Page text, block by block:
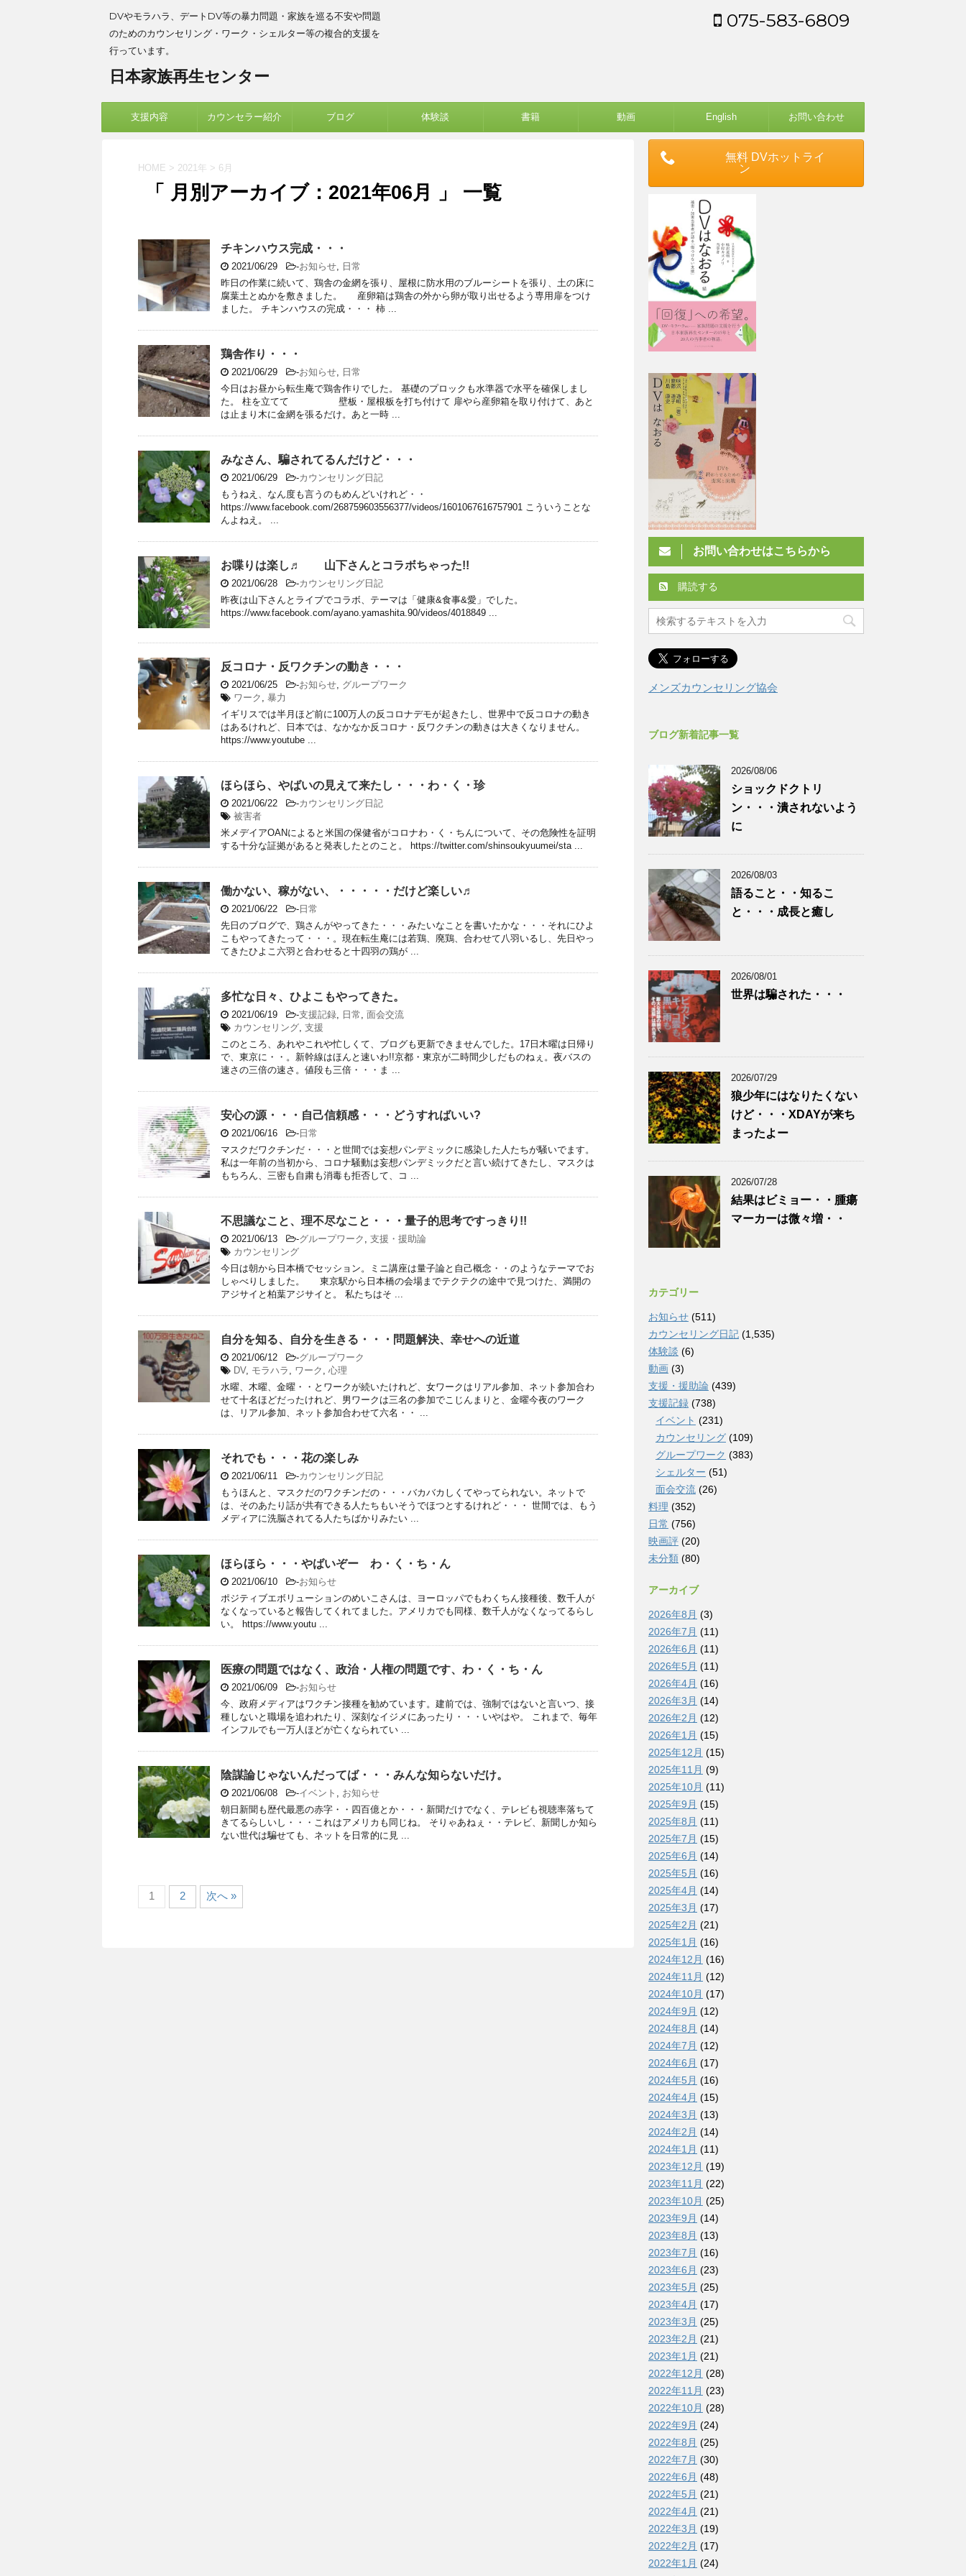
DVやモラハラ、デートDV等の暴力問題・家族を巡る不安や問題
のためのカウンセリング・ワーク・シェルター等の複合的支援を
行っています。
日本家族再生センター
075-583-6809
支援内容 カウンセラー紹介 ブログ 体験談 書籍 動画 English お問い合わせ
HOME > 2021年 > 6月
「 月別アーカイブ：2021年06月 」 一覧
チキンハウス完成・・・
2021/06/29 -お知らせ, 日常
昨日の作業に続いて、鶏舎の金網を張り、屋根に防水用のブルーシートを張り、土の床に
腐葉土とぬかを敷きました。 産卵箱は鶏舎の外から卵が取り出せるよう専用扉をつけ
ました。 チキンハウスの完成・・・ 柿 ...
鶏舎作り・・・
2021/06/29 -お知らせ, 日常
今日はお昼から転生庵で鶏舎作りでした。 基礎のプロックも水準器で水平を確保しまし
た。 柱を立てて 壁板・屋根板を打ち付けて 扉やら産卵箱を取り付けて、あと
は止まり木に金網を張るだけ。あと一時 ...
みなさん、騙されてるんだけど・・・
2021/06/29 -カウンセリング日記
もうねえ、なん度も言うのもめんどいけれど・・
https://www.facebook.com/268759603556377/videos/1601067616757901 こういうことな
んよねえ。 ...
お喋りは楽し♬ 山下さんとコラボちゃった!!
2021/06/28 -カウンセリング日記
昨夜は山下さんとライブでコラボ、テーマは「健康&食事&愛」でした。
https://www.facebook.com/ayano.yamashita.90/videos/4018849 ...
反コロナ・反ワクチンの動き・・・
2021/06/25 -お知らせ, グループワーク
ワーク , 暴力
イギリスでは半月ほど前に100万人の反コロナデモが起きたし、世界中で反コロナの動き
はあるけれど、日本では、なかなか反コロナ・反ワクチンの動きは大きくなりません。
https://www.youtube ...
ほらほら、やばいの見えて来たし・・・わ・く・珍
2021/06/22 -カウンセリング日記
被害者
米メデイアOANによると米国の保健省がコロナわ・く・ちんについて、その危険性を証明
する十分な証拠があると発表したとのこと。 https://twitter.com/shinsoukyuumei/sta ...
働かない、稼がない、・・・・・だけど楽しい♬
2021/06/22 - 日常
先日のブログで、鶏さんがやってきた・・・みたいなことを書いたかな・・・それにひよ
こもやってきたって・・・。現在転生庵には若鶏、廃鶏、合わせて八羽いるし、先日やっ
てきたひよこ六羽と合わせると十四羽の鶏が ...
多忙な日々、ひよこもやってきた。
2021/06/19 -支援記録, 日常, 面会交流
カウンセリング, 支援
このところ、あれやこれや忙しくて、ブログも更新できませんでした。17日木曜は日帰り
で、東京に・・。新幹線はほんと速いわ!!京都・東京が二時間少しだものねぇ。夜バスの
速さの三倍の速さ。値段も三倍・・・ま ...
安心の源・・・自己信頼感・・・どうすればいい?
2021/06/16 - 日常
マスクだワクチンだ・・・と世間では妄想パンデミックに感染した人たちが騒いでます。
私は一年前の当初から、コロナ騒動は妄想パンデミックだと言い続けてきたし、マスクは
もちろん、三密も自粛も消毒も拒否して、コ ...
不思議なこと、理不尽なこと・・・量子的思考ですっきり!!
2021/06/13 -グループワーク , 支援・援助論
カウンセリング
今日は朝から日本橋でセッション。ミニ講座は量子論と自己概念・・のようなテーマでお
しゃべりしました。 東京駅から日本橋の会場までテクテクの途中で見つけた、満開の
アジサイと柏葉アジサイと。 私たちはそ ...
自分を知る、自分を生きる・・・問題解決、幸せへの近道
2021/06/12 -グループワーク
DV, モラハラ , ワーク , 心理
水曜、木曜、金曜・・とワークが続いたけれど、女ワークはリアル参加、ネット参加合わ
せて十名ほどだったけれど、男ワークは三名の参加でこじんまりと、金曜今夜のワーク
は、リアル参加、ネット参加合わせて六名・・ ...
それでも・・・花の楽しみ
2021/06/11 -カウンセリング日記
もうほんと、マスクだのワクチンだの・・・バカバカしくてやってられない。ネットで
は、そのあたり話が共有できる人たちもいそうでほつとするけれど・・・ 世間では、もう
メディアに洗脳されてる人たちばかりみたい ...
ほらほら・・・やばいぞー わ・く・ち・ん
2021/06/10 -お知らせ
ポジティブエボリューションのめいこさんは、ヨーロッパでもわくちん接種後、数千人が
なくなっていると報告してくれてました。アメリカでも同様、数千人がなくなってるらし
い。 https://www.youtu ...
医療の問題ではなく、政治・人権の問題です、わ・く・ち・ん
2021/06/09 -お知らせ
今、政府メディアはワクチン接種を勧めています。建前では、強制ではないと言いつ、接
種しないと職場を追われたり、深刻なイジメにあったり・・・いやはや。 これまで、毎年
インフルでも一万人ほどが亡くなられてい ...
陰謀論じゃないんだってば・・・みんな知らないだけ。
2021/06/08 -イベント , お知らせ
朝日新聞も歴代最悪の赤字・・四百億とか・・・新聞だけでなく、テレビも視聴率落ちて
きてるらしいし・・・これはアメリカも同じね。 そりゃあねぇ・・テレビ、新聞しか知ら
ない世代は騙せても、ネットを日常的に見 ...
1 2 次へ »
無料 DVホットライ
ン
お問い合わせはこちらから
購読する
メンズカウンセリング協会
ブログ新着記事一覧
2026/08/06
ショックドクトリ
ン・・・潰されないよう
に
2026/08/03
語ること・・知るこ
と・・・成長と癒し
2026/08/01
世界は騙された・・・
2026/07/29
狼少年にはなりたくない
けど・・・XDAYが来ち
まったよー
2026/07/28
結果はビミョー・・腫瘍
マーカーは微々増・・
カテゴリー
お知らせ (511)
カウンセリング日記 (1,535)
体験談 (6)
動画 (3)
支援・援助論 (439)
支援記録 (738)
イベント (231)
カウンセリング (109)
グループワーク (383)
シェルター (51)
面会交流 (26)
料理 (352)
日常 (756)
映画評 (20)
未分類 (80)
アーカイブ
2026年8月 (3)
2026年7月 (11)
2026年6月 (11)
2026年5月 (11)
2026年4月 (16)
2026年3月 (14)
2026年2月 (12)
2026年1月 (15)
2025年12月 (15)
2025年11月 (9)
2025年10月 (11)
2025年9月 (15)
2025年8月 (11)
2025年7月 (15)
2025年6月 (14)
2025年5月 (16)
2025年4月 (14)
2025年3月 (17)
2025年2月 (21)
2025年1月 (16)
2024年12月 (16)
2024年11月 (12)
2024年10月 (17)
2024年9月 (12)
2024年8月 (14)
2024年7月 (12)
2024年6月 (17)
2024年5月 (16)
2024年4月 (15)
2024年3月 (13)
2024年2月 (14)
2024年1月 (11)
2023年12月 (19)
2023年11月 (22)
2023年10月 (25)
2023年9月 (14)
2023年8月 (13)
2023年7月 (16)
2023年6月 (23)
2023年5月 (25)
2023年4月 (17)
2023年3月 (25)
2023年2月 (21)
2023年1月 (21)
2022年12月 (28)
2022年11月 (23)
2022年10月 (28)
2022年9月 (24)
2022年8月 (25)
2022年7月 (30)
2022年6月 (48)
2022年5月 (21)
2022年4月 (21)
2022年3月 (19)
2022年2月 (17)
2022年1月 (24)